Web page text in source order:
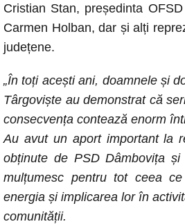
Cristian Stan, președinta
Carmen Holban, dar și alți
județene.
„În toți acești ani, doamnele și
Târgoviște au demonstrat că
consecvența contează enorm
Au avut un aport important la
obținute de PSD Dâmbovița
mulțumesc pentru tot ceea
energia și implicarea lor în
comunității.